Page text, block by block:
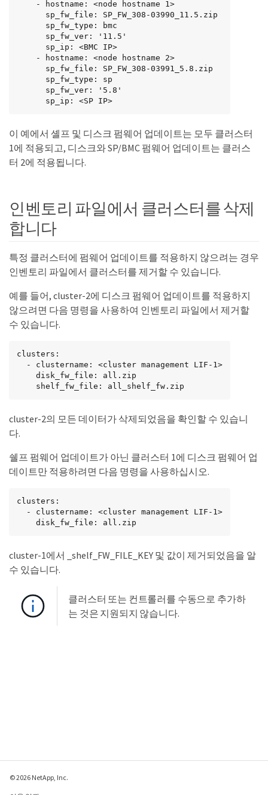
      sp_ip: <SP IP>
이 예에서 셸프 및 디스크 펌웨어 업데이트는 모두 클러스터
1에 적용되고, 디스크와 SP/BMC 펌웨어 업데이트는 클러스
터 2에 적용됩니다.
인벤토리 파일에서 클러스터를 삭제
합니다
특정 클러스터에 펌웨어 업데이트를 적용하지 않으려는 경우
인벤토리 파일에서 클러스터를 제거할 수 있습니다.
예를 들어, cluster-2에 디스크 펌웨어 업데이트를 적용하지
않으려면 다음 명령을 사용하여 인벤토리 파일에서 제거할
수 있습니다.
clusters:
    shelf_fw_file: all_shelf_fw.zip
cluster-2의 모든 데이터가 삭제되었음을 확인할 수 있습니
다.
쉘프 펌웨어 업데이트가 아닌 클러스터 1에 디스크 펌웨어 업
데이트만 적용하려면 다음 명령을 사용하십시오.
clusters:
    disk_fw_file: all.zip
cluster-1에서 _shelf_FW_FILE_KEY 및 값이 제거되었음을 알
수 있습니다.
클러스터 또는 컨트롤러를 수동으로 추가하
는 것은 지원되지 않습니다.
© 2026 NetApp, Inc.